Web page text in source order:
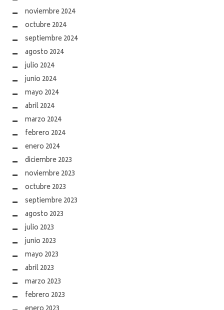
noviembre 2024
octubre 2024
septiembre 2024
agosto 2024
julio 2024
junio 2024
mayo 2024
abril 2024
marzo 2024
febrero 2024
enero 2024
diciembre 2023
noviembre 2023
octubre 2023
septiembre 2023
agosto 2023
julio 2023
junio 2023
mayo 2023
abril 2023
marzo 2023
febrero 2023